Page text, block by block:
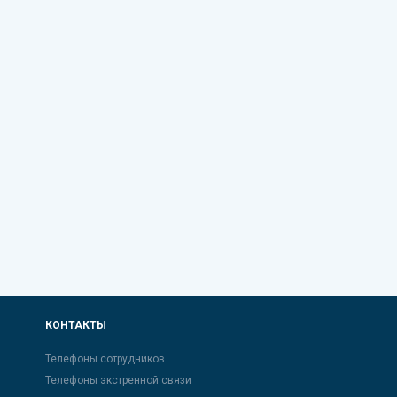
КОНТАКТЫ
Телефоны сотрудников
Телефоны экстренной связи